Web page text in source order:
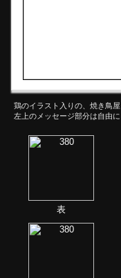
鶏のイラスト入りの、焼き鳥
左上のメッセージ部分は自由に
表